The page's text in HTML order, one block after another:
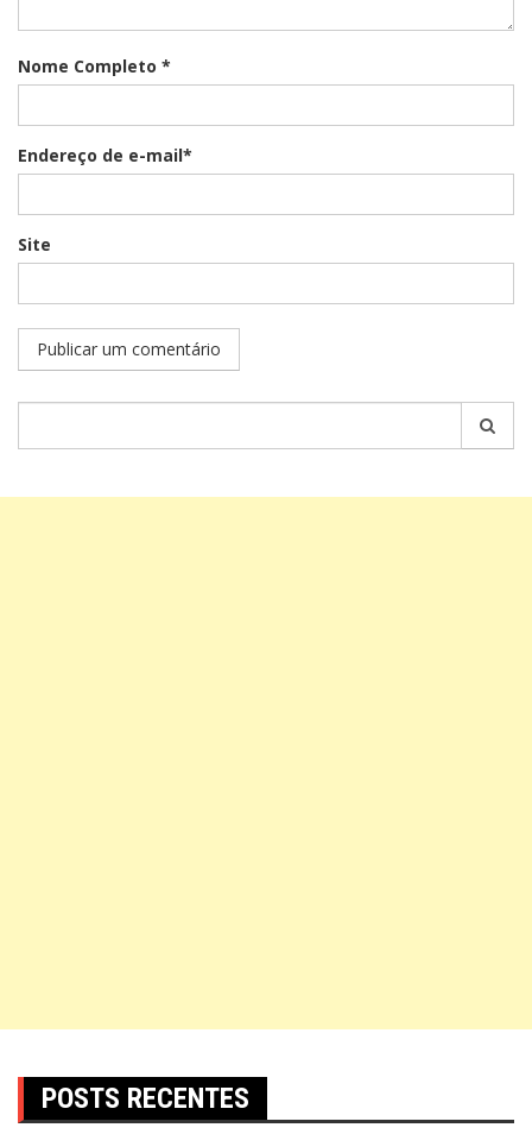
Nome Completo *
Endereço de e-mail*
Site
POSTS RECENTES